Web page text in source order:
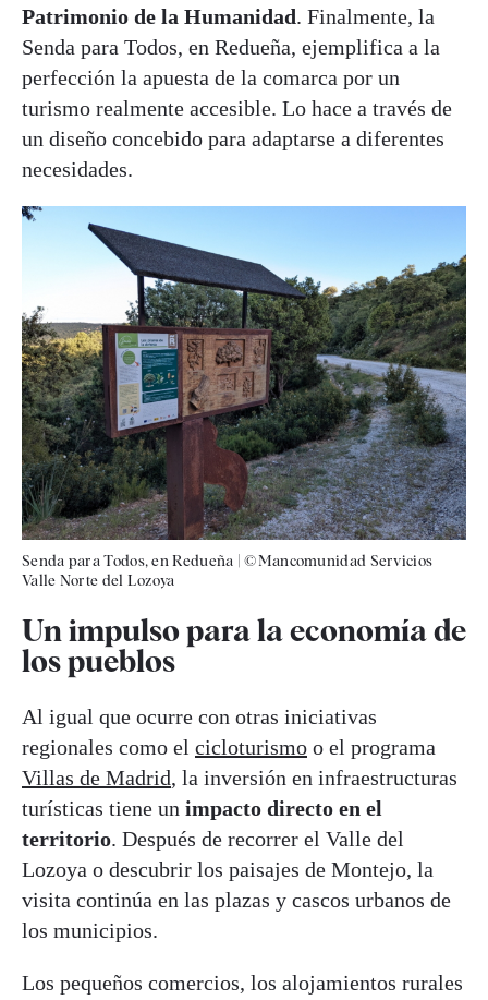
Patrimonio de la Humanidad. Finalmente, la
Senda para Todos, en Redueña, ejemplifica a la
perfección la apuesta de la comarca por un
turismo realmente accesible. Lo hace a través de
un diseño concebido para adaptarse a diferentes
necesidades.
Senda para Todos, en Redueña |©Mancomunidad Servicios
Valle Norte del Lozoya
Un impulso para la economía de
los pueblos
Al igual que ocurre con otras iniciativas
regionales como el cicloturismo o el programa
Villas de Madrid, la inversión en infraestructuras
turísticas tiene un impacto directo en el
territorio. Después de recorrer el Valle del
Lozoya o descubrir los paisajes de Montejo, la
visita continúa en las plazas y cascos urbanos de
los municipios.
Los pequeños comercios, los alojamientos rurales